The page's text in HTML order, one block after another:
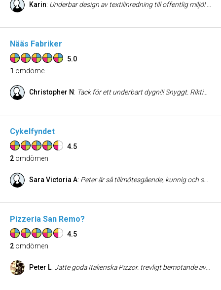
Karin: Underbar design av textilinredning till offentlig miljö! Utvecklar alltid unika förslag och mönster till varje uppdrag. Tips - deras ljudabsorbent Eyeandear håller högsta klass och smakfull design!
Nääs Fabriker
5.0
1 omdöme
Christopher N: Tack för ett underbart dygn!!! Snyggt. Riktigt bra mat. Trevlig personal och bra service. Hit kommer vi säkert igen-Såklart
Cykelfyndet
4.5
2 omdömen
Sara Victoria A: Peter är så tillmötesgående, kunnig och snabb! Får alltid så bra service och våra cyklar håller länge! Gå dit:)
Pizzeria San Remo?
4.5
2 omdömen
Peter L: Jätte goda Italienska Pizzor. trevligt bemötande av Luigi :)